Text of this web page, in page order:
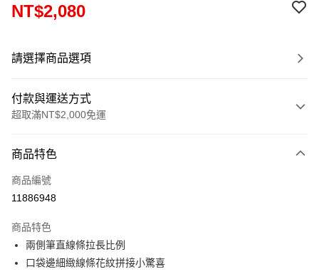
NT$2,080
請選擇商品選項
付款與運送方式
超取滿NT$2,000免運
信用卡一次付款
超商取貨付款
Apple Pay
街口支付
商品特色
商品編號
11886948
商品特色
兩側筆直線條拉長比例
口袋邊細緻線條花紋拼接小驚喜